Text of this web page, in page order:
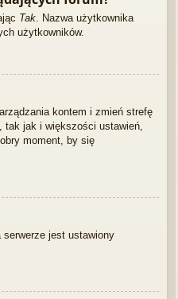
Tak . Nazwa użytkownika
użytkowników.
kontem i zmień strefę
tak jak i większości ustawień,
moment, by się
serwerze jest ustawiony